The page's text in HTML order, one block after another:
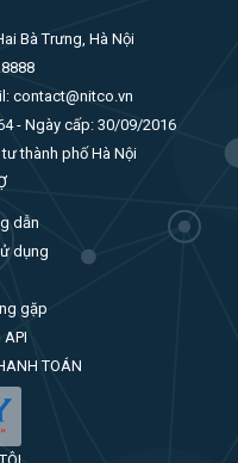
Bà Trưng, Hà Nội
contact@nitco.vn
- Ngày cấp: 30/09/2016
thành phố Hà Nội
dẫn
dụng
gặp
TOÁN